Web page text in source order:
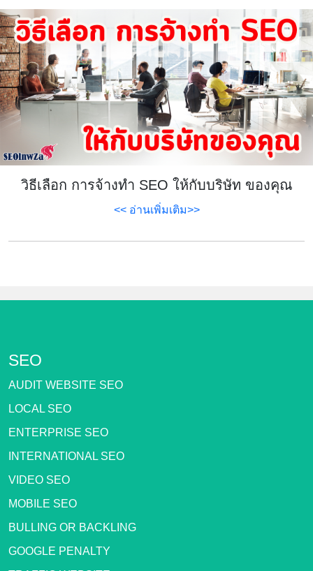
วิธีเลือก การจ้างทำ SEO ให้กับบริษัท ของคุณ
<< อ่านเพิ่มเติม>>
SEO
AUDIT WEBSITE SEO
LOCAL SEO
ENTERPRISE SEO
INTERNATIONAL SEO
VIDEO SEO
MOBILE SEO
BULLING OR BACKLING
GOOGLE PENALTY